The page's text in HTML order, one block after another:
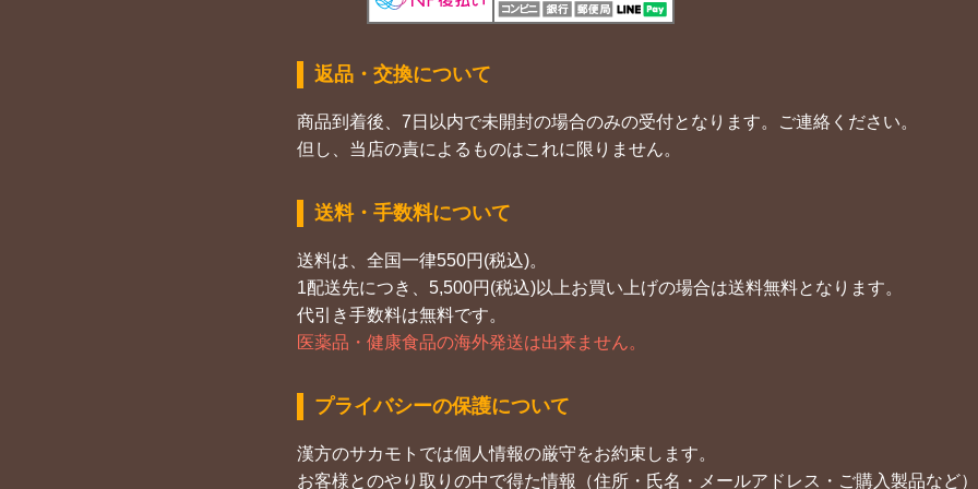
返品・交換について
商品到着後、7日以内で未開封の場合のみの受付となります。ご連絡ください。
但し、当店の責によるものはこれに限りません。
送料・手数料について
送料は、全国一律550円(税込)。
1配送先につき、5,500円(税込)以上お買い上げの場合は送料無料となります。
代引き手数料は無料です。
医薬品・健康食品の海外発送は出来ません。
プライバシーの保護について
漢方のサカモトでは個人情報の厳守をお約束します。
お客様とのやり取りの中で得た情報（住所・氏名・メールアドレス・ご購入製品など